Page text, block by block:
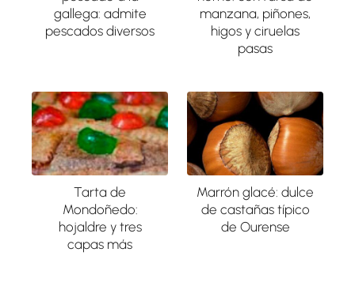
gallega: admite
pescados diversos
manzana, piñones,
higos y ciruelas
pasas
Tarta de
Mondoñedo:
hojaldre y tres
capas más
Marrón glacé: dulce
de castañas típico
de Ourense